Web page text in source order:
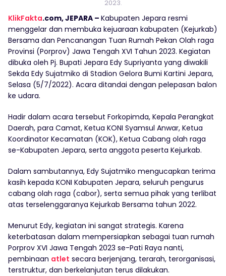
2023.
KlikFakta.com, JEPARA – Kabupaten Jepara resmi
menggelar dan membuka kejuaraan kabupaten (Kejurkab)
Bersama dan Pencanangan Tuan Rumah Pekan Olah raga
Provinsi (Porprov) Jawa Tengah XVI Tahun 2023. Kegiatan
dibuka oleh Pj. Bupati Jepara Edy Supriyanta yang diwakili
Sekda Edy Sujatmiko di Stadion Gelora Bumi Kartini Jepara,
Selasa (5/7/2022). Acara ditandai dengan pelepasan balon
ke udara.
Hadir dalam acara tersebut Forkopimda, Kepala Perangkat
Daerah, para Camat, Ketua KONI Syamsul Anwar, Ketua
Koordinator Kecamatan (KOK), Ketua Cabang olah raga
se-Kabupaten Jepara, serta anggota peserta Kejurkab.
Dalam sambutannya, Edy Sujatmiko mengucapkan terima
kasih kepada KONI Kabupaten Jepara, seluruh pengurus
cabang olah raga (cabor), serta semua pihak yang terlibat
atas terselenggaranya Kejurkab Bersama tahun 2022.
Menurut Edy, kegiatan ini sangat strategis. Karena
keterbatasan dalam mempersiapkan sebagai tuan rumah
Porprov XVI Jawa Tengah 2023 se-Pati Raya nanti,
pembinaan atlet secara berjenjang, terarah, terorganisasi,
terstruktur, dan berkelanjutan terus dilakukan.